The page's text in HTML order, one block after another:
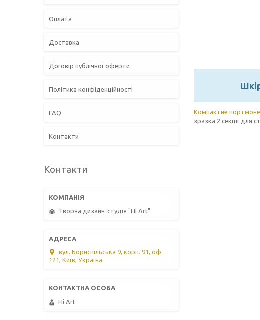
Компактне портмоне
зразка 2 секції для
Оплата
Доставка
Договір публічної оферти
Політика конфіденційності
FAQ
Контакти
Контакти
Творча дизайн-студія "Hi Art"
вул. Бориспільська 9, корп. 91, оф.
121, Київ, Україна
Hi Art